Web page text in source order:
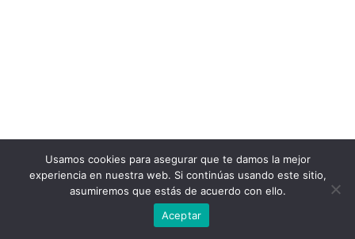
Usamos cookies para asegurar que te damos la mejor
experiencia en nuestra web. Si continúas usando este sitio,
asumiremos que estás de acuerdo con ello.
Aceptar